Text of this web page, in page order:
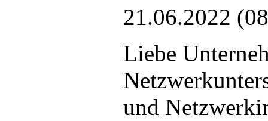
21.06.2022
Liebe
und